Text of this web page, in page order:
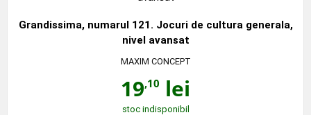
Grandissima, numarul 121. Jocuri de cultura generala,
nivel avansat
MAXIM CONCEPT
19,10 lei
stoc indisponibil